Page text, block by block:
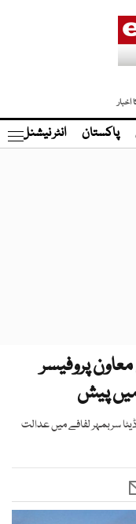
اخبار
پاکستان انٹر نیشنل
پروفیسر
میں پیش
کرنے والے 10 ہزار افراد کا ڈیٹا سربمہر لفافے میں عدالت